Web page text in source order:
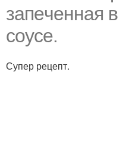
запeчeнная
coуce.
Супер рецепт.